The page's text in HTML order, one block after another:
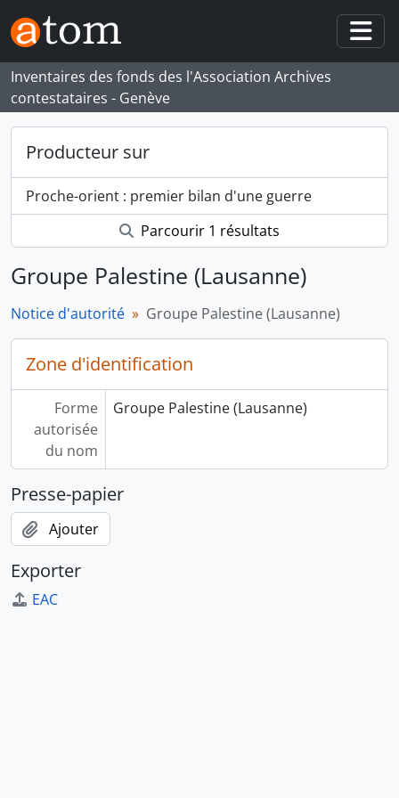
Skip to main content
Inventaires des fonds des l'Association Archives
contestataires - Genève
Producteur sur
Proche-orient : premier bilan d'une guerre
Parcourir 1 résultats
Groupe Palestine (Lausanne)
Notice d'autorité Groupe Palestine (Lausanne)
Zone d'identification
Forme
autorisée
du nom
Groupe Palestine (Lausanne)
Presse-papier
Ajouter
Exporter
EAC